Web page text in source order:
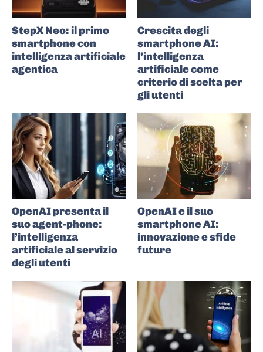
StepX Neo: il primo
smartphone con
intelligenza artificiale
agentica
Crescita degli
smartphone AI:
l’intelligenza
artificiale come
criterio di scelta per
gli utenti
OpenAI presenta il
suo agent-phone:
l’intelligenza
artificiale al servizio
degli utenti
OpenAI e il suo
smartphone AI:
innovazione e sfide
future